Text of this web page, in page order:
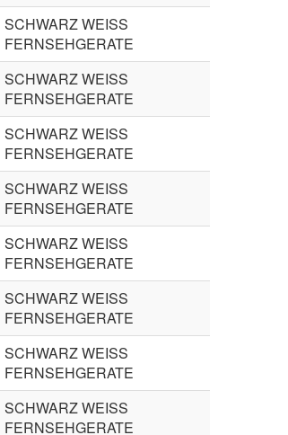
SCHWARZ WEISS
FERNSEHGERATE
SCHWARZ WEISS
FERNSEHGERATE
SCHWARZ WEISS
FERNSEHGERATE
SCHWARZ WEISS
FERNSEHGERATE
SCHWARZ WEISS
FERNSEHGERATE
SCHWARZ WEISS
FERNSEHGERATE
SCHWARZ WEISS
FERNSEHGERATE
SCHWARZ WEISS
FERNSEHGERATE